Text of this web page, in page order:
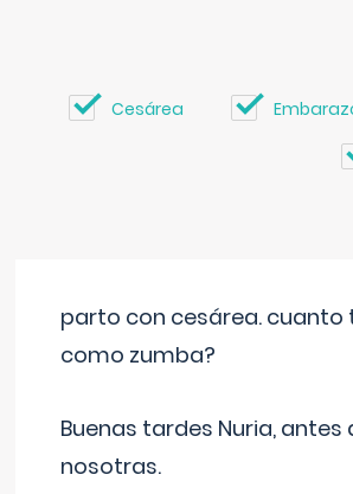
Cesárea
parto con cesárea. cuanto
como zumba?
Buenas tardes Nuria,
nosotras.